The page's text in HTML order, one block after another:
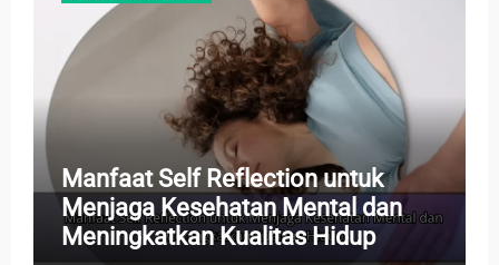
Manfaat Self Reflection untuk
Menjaga Kesehatan Mental dan
Meningkatkan Kualitas Hidup